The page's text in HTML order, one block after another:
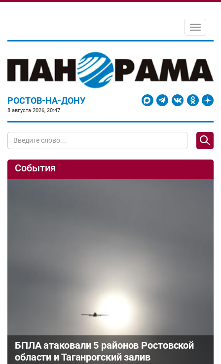
Toggle
РОСТОВ-НА-ДОНУ
8 августа 2026, 20:47
События
БПЛА атаковали 5 районов Ростовской
области и Таганрогский залив